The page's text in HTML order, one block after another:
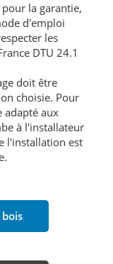
la garantie,
d'emploi
les
DTU 24.1
doit être
choisie. Pour
adapté aux
à l'installateur
l'installation est